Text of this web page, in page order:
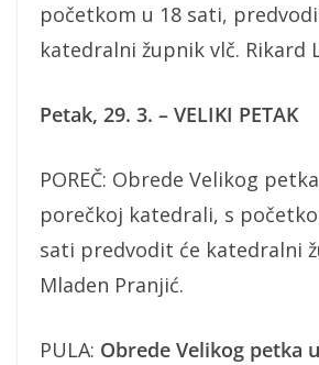
početkom u 18 sati,
katedralni župnik vlč. Rikard
Petak, 29. 3. – VELIKI PETAK
POREČ: Obrede Velikog
porečkoj katedrali, s
sati predvodit će katedralni
Mladen Pranjić.
PULA: Obrede Velikog petka